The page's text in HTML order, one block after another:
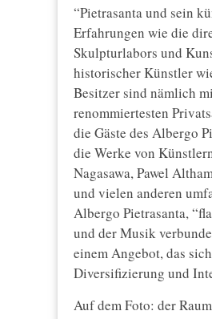
“Pietrasanta und sein
Erfahrungen wie die
Skulpturlabors und
historischer Künstler
Besitzer sind nämlich
renommiertesten
die Gäste des Albergo
die Werke von
Nagasawa, Pawel
und vielen anderen
Albergo Pietrasanta,
und der Musik
einem Angebot, das
Diversifizierung und
Auf dem Foto: der